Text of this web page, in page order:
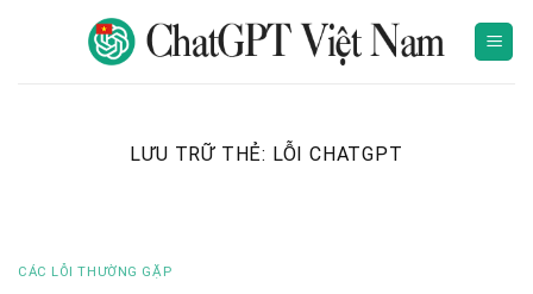
LƯU TRỮ THẺ: LỖI CHATGPT
CÁC LỖI THƯỜNG GẶP